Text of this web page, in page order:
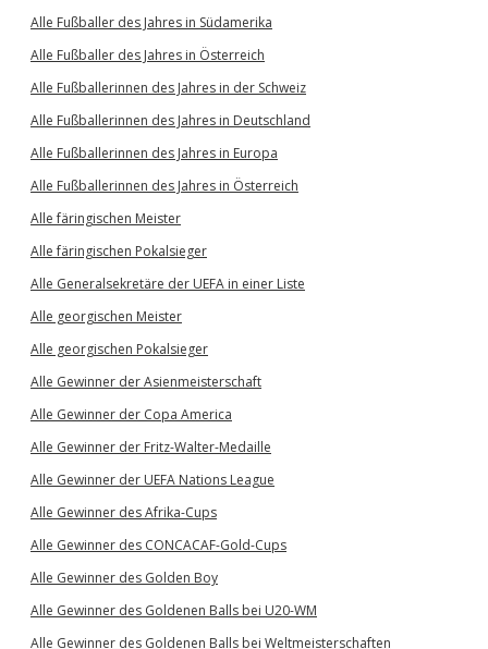
Alle Fußballer des Jahres in Südamerika
Alle Fußballer des Jahres in Österreich
Alle Fußballerinnen des Jahres in der Schweiz
Alle Fußballerinnen des Jahres in Deutschland
Alle Fußballerinnen des Jahres in Europa
Alle Fußballerinnen des Jahres in Österreich
Alle färingischen Meister
Alle färingischen Pokalsieger
Alle Generalsekretäre der UEFA in einer Liste
Alle georgischen Meister
Alle georgischen Pokalsieger
Alle Gewinner der Asienmeisterschaft
Alle Gewinner der Copa America
Alle Gewinner der Fritz-Walter-Medaille
Alle Gewinner der UEFA Nations League
Alle Gewinner des Afrika-Cups
Alle Gewinner des CONCACAF-Gold-Cups
Alle Gewinner des Golden Boy
Alle Gewinner des Goldenen Balls bei U20-WM
Alle Gewinner des Goldenen Balls bei Weltmeisterschaften